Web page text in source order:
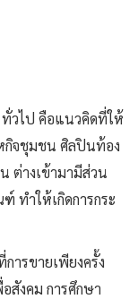
วไป คือแนวคิดที่ให้
กิจชุมชน ศิลปินท้อง
ต่างเข้ามามีส่วน
ทำให้เกิดการกระ
ารขายเพียงครั้ง
สังคม การศึกษา